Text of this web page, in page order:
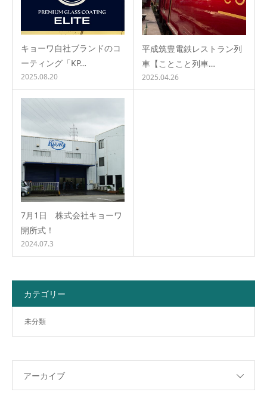
キョーワ自社ブランドのコ
ーティング「KP…
2025.08.20
平成筑豊電鉄レストラン列
車【ことこと列車…
2025.04.26
7月1日 株式会社キョーワ
開所式！
2024.07.3
カテゴリー
未分類
アーカイブ